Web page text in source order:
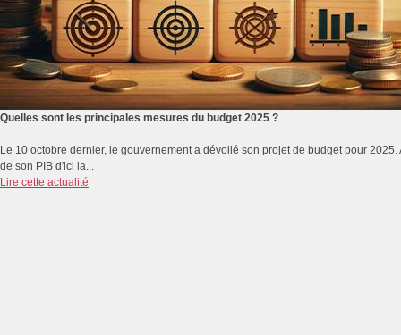
Quelles sont les principales mesures du budget 2025 ?
Le 10 octobre dernier, le gouvernement a dévoilé son projet de budget pour
de son PIB d'ici la...
Lire cette actualité